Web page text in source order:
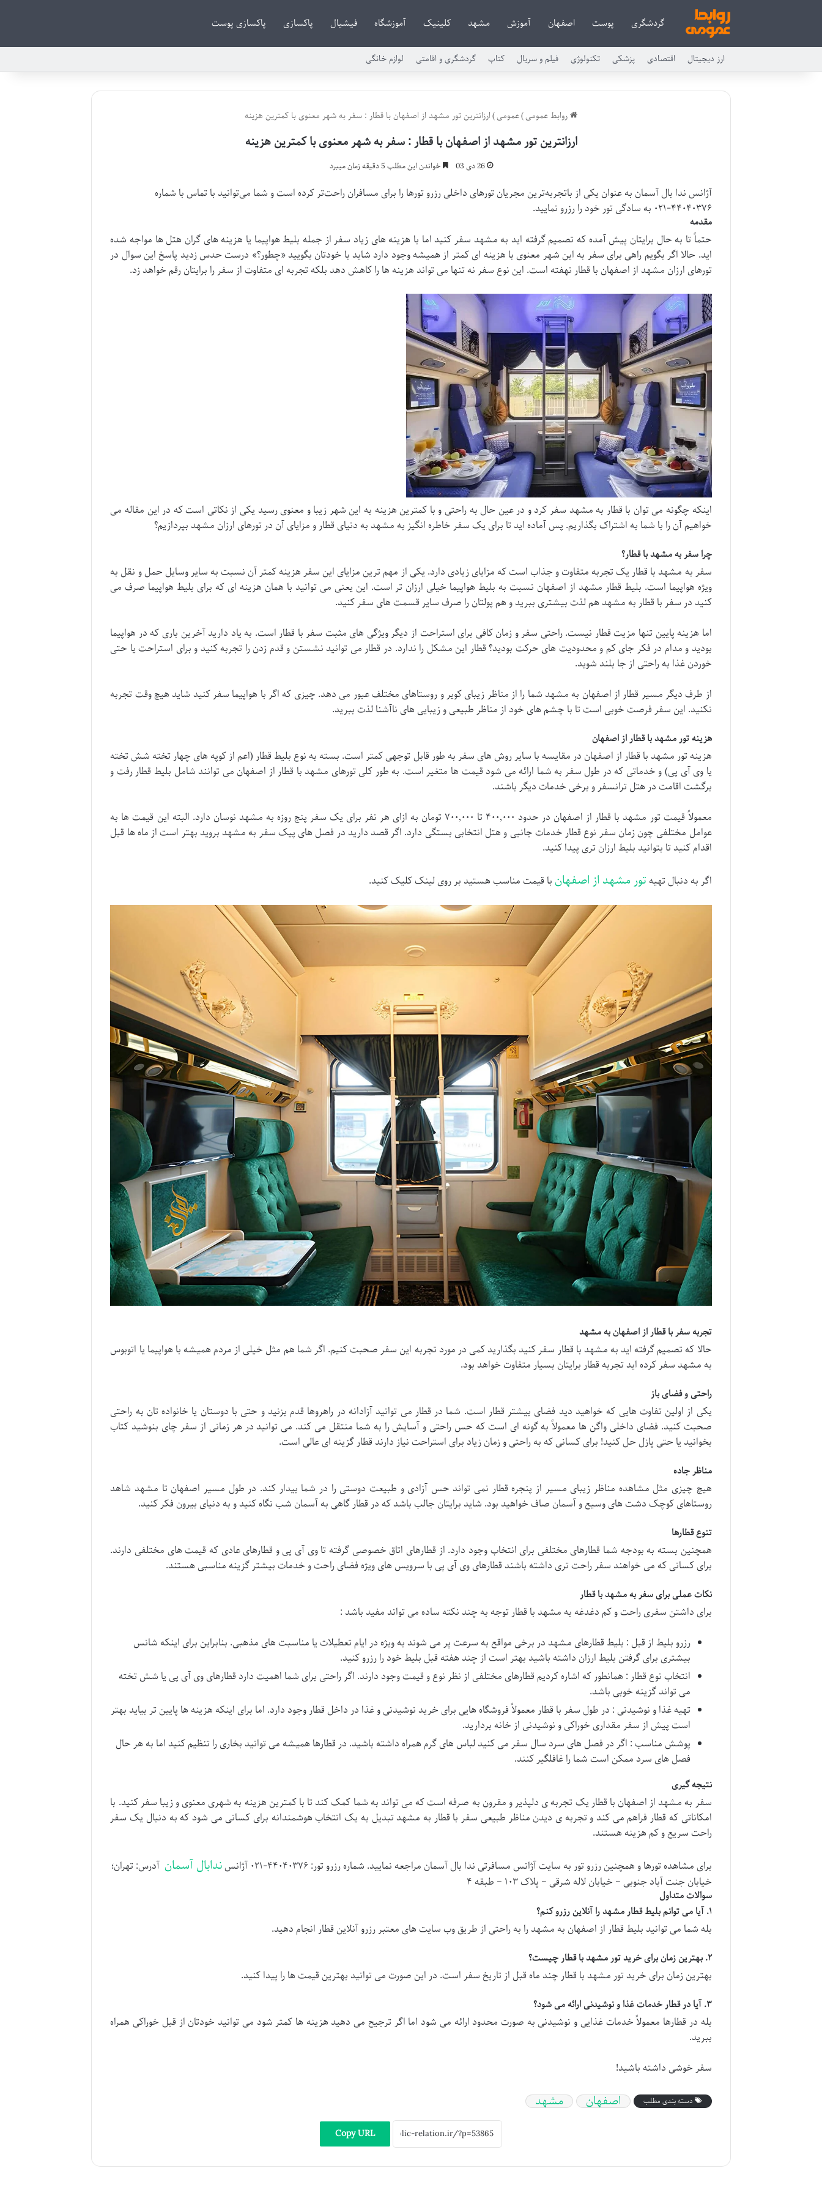
گردشگری پوست اصفهان آموزش مشهد کلینیک آموزشگاه فیشیال پاکسازی پاکسازی پوست
ارز دیجیتال اقتصادی پزشکی تکنولوژی فیلم و سریال کتاب گردشگری و اقامتی لوازم خانگی
روابط عمومی)عمومی)ارزانترین تور مشهد از اصفهان با قطار : سفر به شهر معنوی با کمترین هزینه
ارزانترین تور مشهد از اصفهان با قطار : سفر به شهر معنوی با کمترین هزینه
26 دی 03 خواندن این مطلب 5 دقیقه زمان میبرد
آژانس ندا بال آسمان به عنوان یکی از باتجربه‌ترین مجریان تورهای داخلی رزرو تورها را برای مسافران راحت‌تر کرده است و شما می‌توانید با تماس با شماره
۴۴۰۴۰۳۷۶-۰۲۱ به سادگی تور خود را رزرو نمایید.
مقدمه
حتماً تا به حال برایتان پیش آمده که تصمیم گرفته اید به مشهد سفر کنید اما با هزینه های زیاد سفر از جمله بلیط هواپیما یا هزینه های گران هتل ها مواجه شده
اید. حالا اگر بگویم راهی برای سفر به این شهر معنوی با هزینه ای کمتر از همیشه وجود دارد شاید با خودتان بگویید «چطور؟» درست حدس زدید پاسخ این سوال در
تورهای ارزان مشهد از اصفهان با قطار نهفته است. این نوع سفر نه تنها می تواند هزینه ها را کاهش دهد بلکه تجربه ای متفاوت از سفر را برایتان رقم خواهد زد.
اینکه چگونه می توان با قطار به مشهد سفر کرد و در عین حال به راحتی و با کمترین هزینه به این شهر زیبا و معنوی رسید یکی از نکاتی است که در این مقاله می
خواهیم آن را با شما به اشتراک بگذاریم. پس آماده اید تا برای یک سفر خاطره انگیز به مشهد به دنیای قطار و مزایای آن در تورهای ارزان مشهد بپردازیم؟
چرا سفر به مشهد با قطار؟
سفر به مشهد با قطار یک تجربه متفاوت و جذاب است که مزایای زیادی دارد. یکی از مهم ترین مزایای این سفر هزینه کمتر آن نسبت به سایر وسایل حمل و نقل به
ویژه هواپیما است. بلیط قطار مشهد از اصفهان نسبت به بلیط هواپیما خیلی ارزان تر است. این یعنی می توانید با همان هزینه ای که برای بلیط هواپیما صرف می
کنید در سفر با قطار به مشهد هم لذت بیشتری ببرید و هم پولتان را صرف سایر قسمت های سفر کنید.
اما هزینه پایین تنها مزیت قطار نیست. راحتی سفر و زمان کافی برای استراحت از دیگر ویژگی های مثبت سفر با قطار است. به یاد دارید آخرین باری که در هواپیما
بودید و مدام در فکر جای کم و محدودیت های حرکت بودید؟ قطار این مشکل را ندارد. در قطار می توانید نشستن و قدم زدن را تجربه کنید و برای استراحت یا حتی
خوردن غذا به راحتی از جا بلند شوید.
از طرف دیگر مسیر قطار از اصفهان به مشهد شما را از مناظر زیبای کویر و روستاهای مختلف عبور می دهد. چیزی که اگر با هواپیما سفر کنید شاید هیچ وقت تجربه
نکنید. این سفر فرصت خوبی است تا با چشم های خود از مناظر طبیعی و زیبایی های ناآشنا لذت ببرید.
هزینه تور مشهد با قطار از اصفهان
هزینه تور مشهد با قطار از اصفهان در مقایسه با سایر روش های سفر به طور قابل توجهی کمتر است. بسته به نوع بلیط قطار (اعم از کوپه های چهار تخته شش تخته
یا وی آی پی) و خدماتی که در طول سفر به شما ارائه می شود قیمت ها متغیر است. به طور کلی تورهای مشهد با قطار از اصفهان می توانند شامل بلیط قطار رفت و
برگشت اقامت در هتل ترانسفر و برخی خدمات دیگر باشند.
معمولاً قیمت تور مشهد با قطار از اصفهان در حدود ۴۰۰,۰۰۰ تا ۷۰۰,۰۰۰ تومان به ازای هر نفر برای یک سفر پنج روزه به مشهد نوسان دارد. البته این قیمت ها به
عوامل مختلفی چون زمان سفر نوع قطار خدمات جانبی و هتل انتخابی بستگی دارد. اگر قصد دارید در فصل های پیک سفر به مشهد بروید بهتر است از ماه ها قبل
اقدام کنید تا بتوانید بلیط ارزان تری پیدا کنید.
اگر به دنبال تهیهتور مشهد از اصفهان با قیمت مناسب هستید بر روی لینک کلیک کنید.
تجربه سفر با قطار از اصفهان به مشهد
حالا که تصمیم گرفته اید به مشهد با قطار سفر کنید بگذارید کمی در مورد تجربه این سفر صحبت کنیم. اگر شما هم مثل خیلی از مردم همیشه با هواپیما یا اتوبوس
به مشهد سفر کرده اید تجربه قطار برایتان بسیار متفاوت خواهد بود.
راحتی و فضای باز
یکی از اولین تفاوت هایی که خواهید دید فضای بیشتر قطار است. شما در قطار می توانید آزادانه در راهروها قدم بزنید و حتی با دوستان یا خانواده تان به راحتی
صحبت کنید. فضای داخلی واگن ها معمولاً به گونه ای است که حس راحتی و آسایش را به شما منتقل می کند. می توانید در هر زمانی از سفر چای بنوشید کتاب
بخوانید یا حتی پازل حل کنید! برای کسانی که به راحتی و زمان زیاد برای استراحت نیاز دارند قطار گزینه ای عالی است.
مناظر جاده
هیچ چیزی مثل مشاهده مناظر زیبای مسیر از پنجره قطار نمی تواند حس آزادی و طبیعت دوستی را در شما بیدار کند. در طول مسیر اصفهان تا مشهد شاهد
روستاهای کوچک دشت های وسیع و آسمان صاف خواهید بود. شاید برایتان جالب باشد که در قطار گاهی به آسمان شب نگاه کنید و به دنیای بیرون فکر کنید.
تنوع قطارها
همچنین بسته به بودجه شما قطارهای مختلفی برای انتخاب وجود دارد. از قطارهای اتاق خصوصی گرفته تا وی آی پی و قطارهای عادی که قیمت های مختلفی دارند.
برای کسانی که می خواهند سفر راحت تری داشته باشند قطارهای وی آی پی با سرویس های ویژه فضای راحت و خدمات بیشتر گزینه مناسبی هستند.
نکات عملی برای سفر به مشهد با قطار
برای داشتن سفری راحت و کم دغدغه به مشهد با قطار توجه به چند نکته ساده می تواند مفید باشد :
رزرو بلیط از قبل : بلیط قطارهای مشهد در برخی مواقع به سرعت پر می شوند به ویژه در ایام تعطیلات یا مناسبت های مذهبی. بنابراین برای اینکه شانس
بیشتری برای گرفتن بلیط ارزان داشته باشید بهتر است از چند هفته قبل بلیط خود را رزرو کنید.
انتخاب نوع قطار : همانطور که اشاره کردیم قطارهای مختلفی از نظر نوع و قیمت وجود دارند. اگر راحتی برای شما اهمیت دارد قطارهای وی آی پی یا شش تخته
می تواند گزینه خوبی باشد.
تهیه غذا و نوشیدنی : در طول سفر با قطار معمولاً فروشگاه هایی برای خرید نوشیدنی و غذا در داخل قطار وجود دارد. اما برای اینکه هزینه ها پایین تر بیاید بهتر
است پیش از سفر مقداری خوراکی و نوشیدنی از خانه بردارید.
پوشش مناسب : اگر در فصل های سرد سال سفر می کنید لباس های گرم همراه داشته باشید. در قطارها همیشه می توانید بخاری را تنظیم کنید اما به هر حال
فصل های سرد ممکن است شما را غافلگیر کنند.
نتیجه گیری
سفر به مشهد از اصفهان با قطار یک تجربه ی دلپذیر و مقرون به صرفه است که می تواند به شما کمک کند تا با کمترین هزینه به شهری معنوی و زیبا سفر کنید. با
امکاناتی که قطار فراهم می کند و تجربه ی دیدن مناظر طبیعی سفر با قطار به مشهد تبدیل به یک انتخاب هوشمندانه برای کسانی می شود که به دنبال یک سفر
راحت سریع و کم هزینه هستند.
برای مشاهده تورها و همچنین رزرو تور به سایت آژانس مسافرتی ندا بال آسمان مراجعه نمایید. شماره رزرو تور: ۴۴۰۴۰۳۷۶-۰۲۱ آژانس ندابال آسمان آدرس: تهران؛
خیابان جنت آباد جنوبی – خیابان لاله شرقی – پلاک ۱۰۳ – طبقه‌ ۴
سوالات متداول
۱. آیا می توانم بلیط قطار مشهد را آنلاین رزرو کنم؟
بله شما می توانید بلیط قطار از اصفهان به مشهد را به راحتی از طریق وب سایت های معتبر رزرو آنلاین قطار انجام دهید.
۲. بهترین زمان برای خرید تور مشهد با قطار چیست؟
بهترین زمان برای خرید تور مشهد با قطار چند ماه قبل از تاریخ سفر است. در این صورت می توانید بهترین قیمت ها را پیدا کنید.
۳. آیا در قطار خدمات غذا و نوشیدنی ارائه می شود؟
بله در قطارها معمولاً خدمات غذایی و نوشیدنی به صورت محدود ارائه می شود اما اگر ترجیح می دهید هزینه ها کمتر شود می توانید خودتان از قبل خوراکی همراه
ببرید.
سفر خوشی داشته باشید!
دسته بندی مطلب اصفهان مشهد
Copy URL